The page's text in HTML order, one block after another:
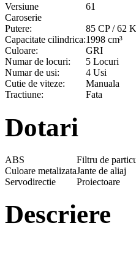
Versiune
61
Caroserie
Putere:
85 CP / 62
Capacitate cilindrica:1998 cm³
Culoare:
GRI
Numar de locuri:
5 Locuri
Numar de usi:
4 Usi
Cutie de viteze:
Manuala
Tractiune:
Fata
Dotari
ABS Filtru de
Culoare metalizataJante de aliaj
Servodirectie
Proiectoare
Descriere